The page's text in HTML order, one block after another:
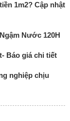
1m2? Cập nhật
Nước 120H
Báo giá chi tiết
nghiệp chịu